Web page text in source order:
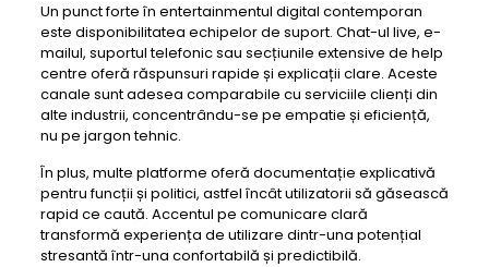
Un punct forte în entertainmentul digital contemporan
este disponibilitatea echipelor de suport. Chat-ul live, e-
mailul, suportul telefonic sau secțiunile extensive de help
centre oferă răspunsuri rapide și explicații clare. Aceste
canale sunt adesea comparabile cu serviciile clienți din
alte industrii, concentrându-se pe empatie și eficiență,
nu pe jargon tehnic.
În plus, multe platforme oferă documentație explicativă
pentru funcții și politici, astfel încât utilizatorii să găsească
rapid ce caută. Accentul pe comunicare clară
transformă experiența de utilizare dintr-una potențial
stresantă într-una confortabilă și predictibilă.